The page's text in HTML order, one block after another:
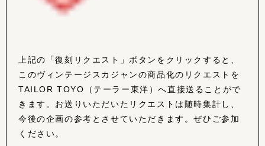
上記の「復刻リクエスト」ボタンをクリックすると、
このヴィンテージスカジャンの商品化のリクエストを
TAILOR TOYO（テーラー東洋）へ直接送ることがで
きます。お送りいただいたリクエストは随時集計し、
今後の企画の参考とさせていただきます。ぜひご参加
ください。